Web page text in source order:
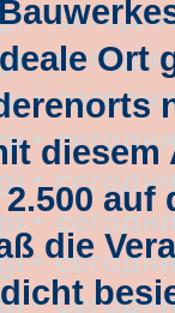
Ort
die